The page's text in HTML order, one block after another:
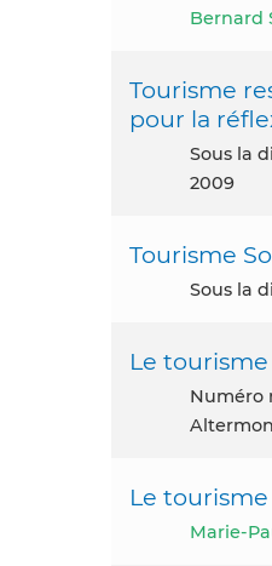
Tourisme
pour la
Sous la
2009
Tourisme
Sous la
Le tourisme
Numéro réalisé en partenariat avec : David Eloy – l’ATES (Julien Buot) et le CADR / Réseau DéPart,
Le
Marie-